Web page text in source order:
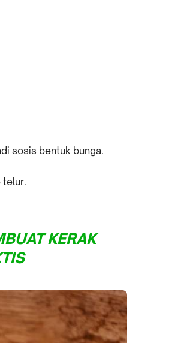
sosis bentuk bunga.
telur.
KERAK